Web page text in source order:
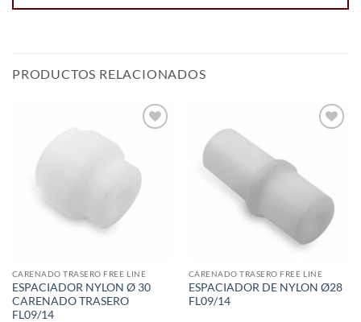
PRODUCTOS RELACIONADOS
CARENADO TRASERO FREE LINE
ESPACIADOR NYLON Ø 30
CARENADO TRASERO
FL09/14
CARENADO TRASERO FREE LINE
ESPACIADOR DE NYLON Ø28
FL09/14